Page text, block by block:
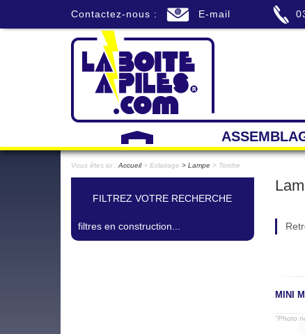
Contactez-nous : E-mail
Vous êtes ici : Accueil> Eclairage Lampe > Torche
FILTREZ VOTRE RECHERCHE
filtres en construction...
MINI
"Photo